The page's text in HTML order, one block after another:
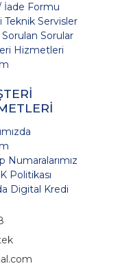
İade Formu
Teknik Servisler
Sorulan Sorular
Hizmetleri
Numaralarımız
Politikası
Digital Kredi